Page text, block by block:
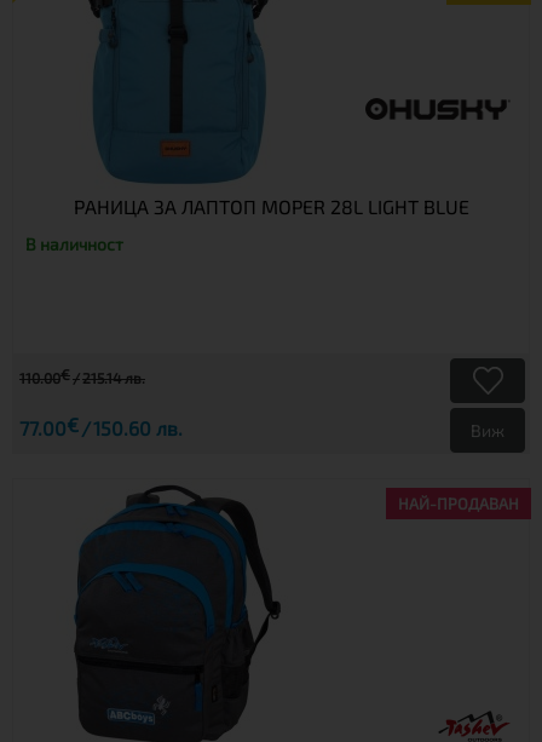
РАНИЦА ЗА ЛАПТОП MOPER 28L LIGHT BLUE
В наличност
110.00€ 215.14 лв.
77.00€ 150.60 лв. Виж
НАЙ-ПРОДАВАН